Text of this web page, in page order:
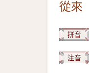
從來
拼音
注音